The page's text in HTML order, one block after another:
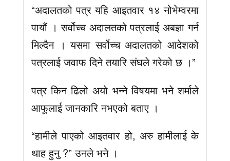
“अदालतको पत्र यहि आइतवार १४ नोभेम्वरमा
पायौं । सर्वोच्च अदालतको पत्रलाई अबज्ञा गर्न
मिल्दैन । यसमा सर्वोच्च अदालतको आदेशको
पत्रलाई जवाफ दिने तयारि संघले गरेको छ ।”
पत्र किन ढिलो अयो भन्ने विषयमा भने शर्माले
आफूलाई जानकारि नभएको बताए ।
“हामीले पाएको आइतवार हो, अरु हामीलाई के
थाह हुनु ?” उनले भने ।